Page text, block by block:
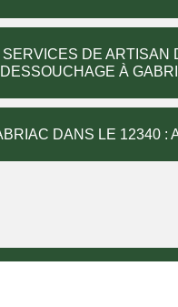
DE ARTISAN
À
DANS LE 12340 :